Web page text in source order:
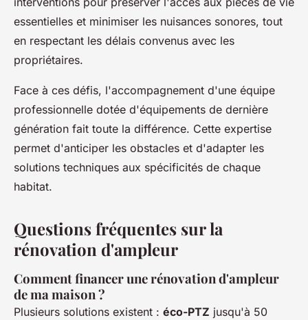
essentielles et minimiser les nuisances sonores, tout
en respectant les délais convenus avec les
propriétaires.
Face à ces défis, l'accompagnement d'une équipe
professionnelle dotée d'équipements de dernière
génération fait toute la différence. Cette expertise
permet d'anticiper les obstacles et d'adapter les
solutions techniques aux spécificités de chaque
habitat.
Questions fréquentes sur la
rénovation d'ampleur
Comment financer une rénovation d'ampleur
de ma maison ?
Plusieurs solutions existent : éco-PTZ jusqu'à 50